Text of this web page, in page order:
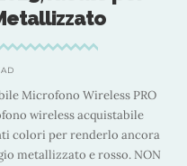
Microfono Wireless PRO
wireless acquistabile
colori per renderlo ancora
metallizzato e rosso. NON